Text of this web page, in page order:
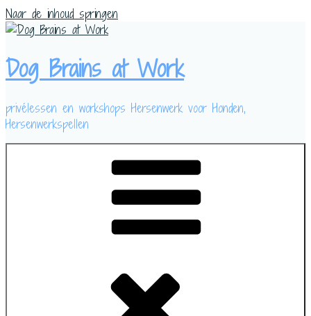
Naar de inhoud springen
Dog Brains at Work
privélessen en workshops Hersenwerk voor Honden,
Hersenwerkspellen